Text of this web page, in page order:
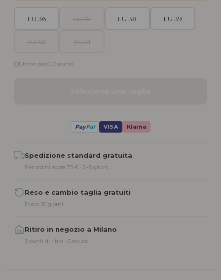
EU 36 EU 37 EU 38 EU 39
EU 40 EU 41
Ultimo paio Esaurito
PayPal VISA Klarna
Spedizione standard gratuita
Per ordini sopra 75 € · 2–5 giorni
Reso e cambio taglia gratuiti
Entro 30 giorni
Ritiro in negozio a Milano
3 punti di ritiro · Gratuito